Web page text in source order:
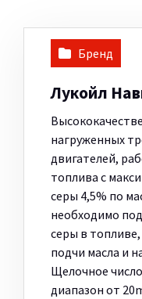
Бренд
Лукойл
нагруженных
двигателей,
топлива с
серы 4,5% по
необходимо
серы в
подчи масла и
Щелочное
диапазон от